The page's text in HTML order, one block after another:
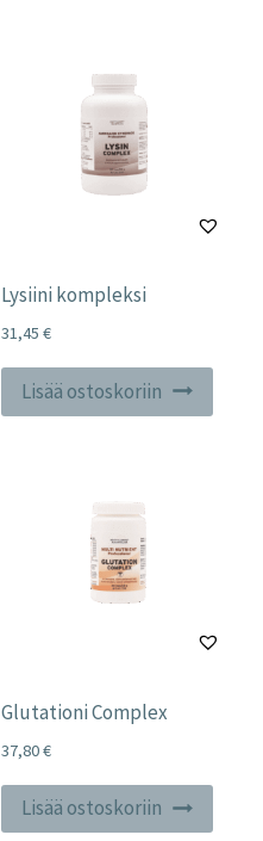
Lysiini kompleksi
31,45 €
Lisää ostoskoriin
Glutationi Complex
37,80€
Lisää ostoskoriin